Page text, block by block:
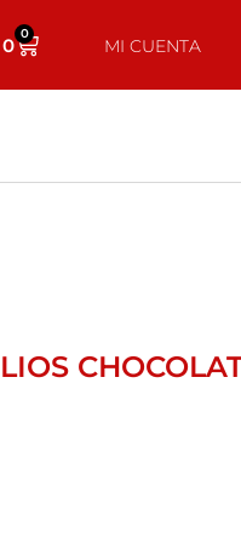
0
MI CUENTA